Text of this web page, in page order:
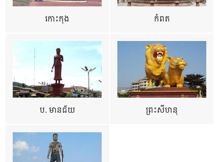
កោះកុង កំពត
ប. មានជ័យ ព្រះសីហនុ